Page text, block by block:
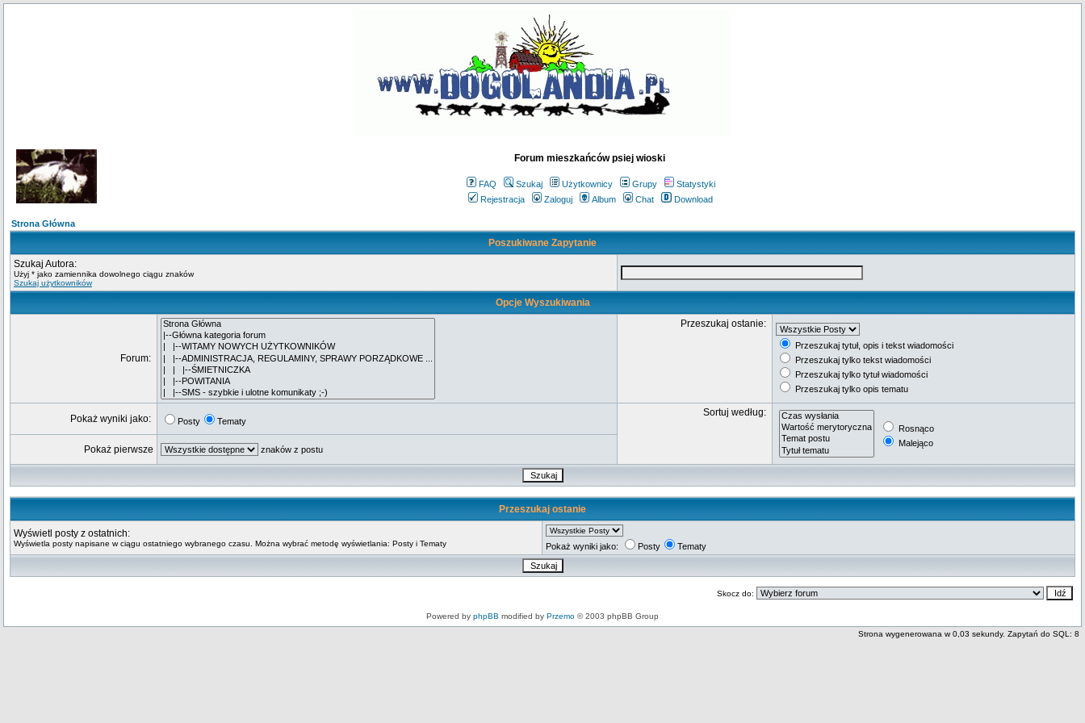
Forum mieszkańców psiej wioski
FAQ Szukaj Użytkownicy Grupy
Statystyki
Rejestracja
Zaloguj Album Chat Download
Strona Główna
Poszukiwane Zapytanie
Szukaj Autora:
Użyj * jako zamiennika dowolnego ciągu znaków
Szukaj użytkowników
Opcje Wyszukiwania
Forum:
Przeszukaj ostanie:
Przeszukaj tytuł, opis i tekst wiadomości
Przeszukaj tylko tekst wiadomości
Przeszukaj tylko tytuł wiadomości
Przeszukaj tylko opis tematu
Pokaż wyniki jako: Posty Tematy
Sortuj według:
Rosnąco
Malejąco
Pokaż pierwsze znaków z postu
Przeszukaj ostanie
Wyświetl posty z ostatnich:
Wyświetla posty napisane w ciągu ostatniego wybranego czasu. Można wybrać metodę wyświetlania: Posty i Tematy Pokaż wyniki jako: Posty Tematy
Skocz do:
Powered by phpBB modified by Przemo © 2003 phpBB Group
Strona wygenerowana w 0,03 sekundy. Zapytań do SQL: 8